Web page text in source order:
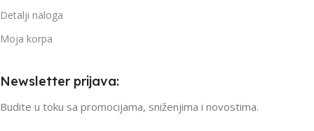
Detalji naloga
Moja korpa
Newsletter prijava:
Budite u toku sa promocijama, sniženjima i novostima.